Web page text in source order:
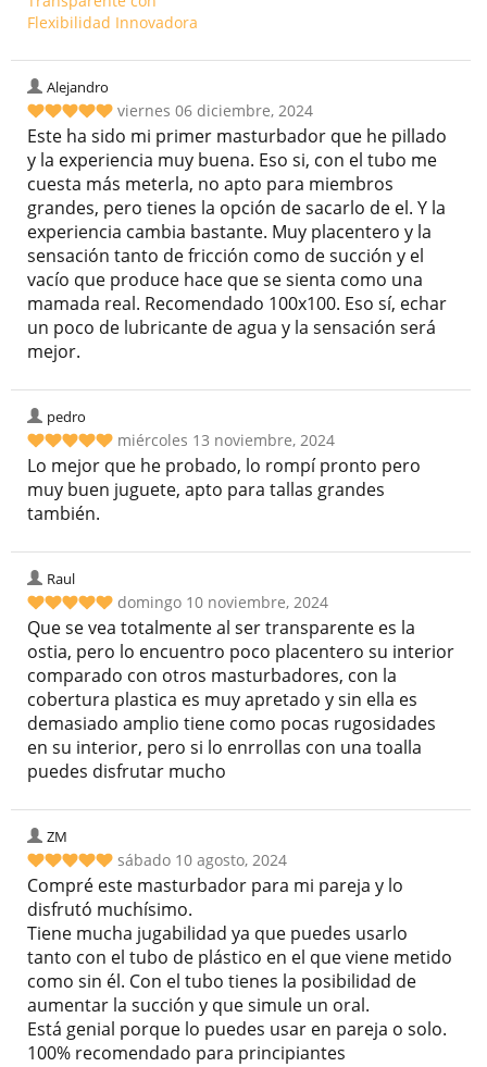
Alejandro
viernes 06 diciembre, 2024
Este ha sido mi primer masturbador que he pillado
y la experiencia muy buena. Eso si, con el tubo me
cuesta más meterla, no apto para miembros
grandes, pero tienes la opción de sacarlo de el. Y la
experiencia cambia bastante. Muy placentero y la
sensación tanto de fricción como de succión y el
vacío que produce hace que se sienta como una
mamada real. Recomendado 100x100. Eso sí, echar
un poco de lubricante de agua y la sensación será
mejor.
pedro
miércoles 13 noviembre, 2024
Lo mejor que he probado, lo rompí pronto pero
muy buen juguete, apto para tallas grandes
también.
Raul
domingo 10 noviembre, 2024
Que se vea totalmente al ser transparente es la
ostia, pero lo encuentro poco placentero su interior
comparado con otros masturbadores, con la
cobertura plastica es muy apretado y sin ella es
demasiado amplio tiene como pocas rugosidades
en su interior, pero si lo enrrollas con una toalla
puedes disfrutar mucho
ZM
sábado 10 agosto, 2024
Compré este masturbador para mi pareja y lo
disfrutó muchísimo.
Tiene mucha jugabilidad ya que puedes usarlo
tanto con el tubo de plástico en el que viene metido
como sin él. Con el tubo tienes la posibilidad de
aumentar la succión y que simule un oral.
Está genial porque lo puedes usar en pareja o solo.
100% recomendado para principiantes